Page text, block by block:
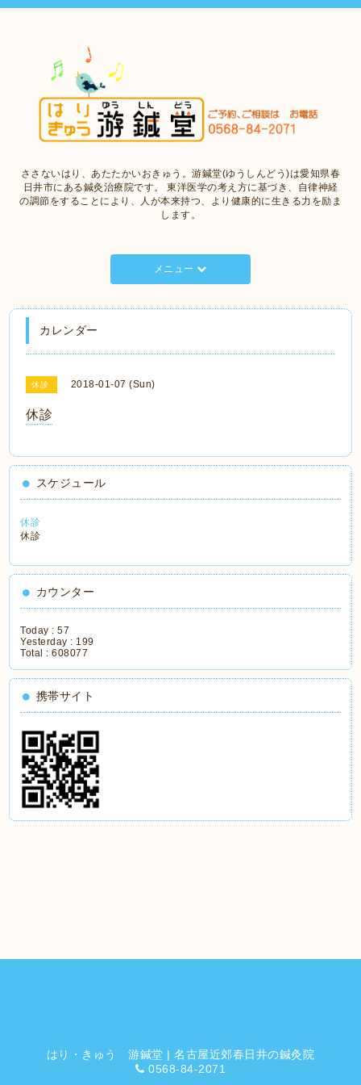
ささないはり、あたたかいおきゅう。游鍼堂(ゆうしんどう)は愛知県春
日井市にある鍼灸治療院です。 東洋医学の考え方に基づき、自律神経
の調節をすることにより、人が本来持つ、より健康的に生きる力を励ま
します。
メニュー
カレンダー
休診 2018-01-07 (Sun)
休診
スケジュール
休診
休診
カウンター
Today :57
Yesterday : 199
Total :608077
携帯サイト
はり・きゅう 游鍼堂 | 名古屋近郊春日井の鍼灸院
0568-84-2071